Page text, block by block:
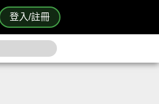
登入/註冊